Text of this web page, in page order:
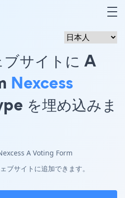
サイトに A
Nexcess
を埋め込みま
A Voting Form
サイトに追加できます。